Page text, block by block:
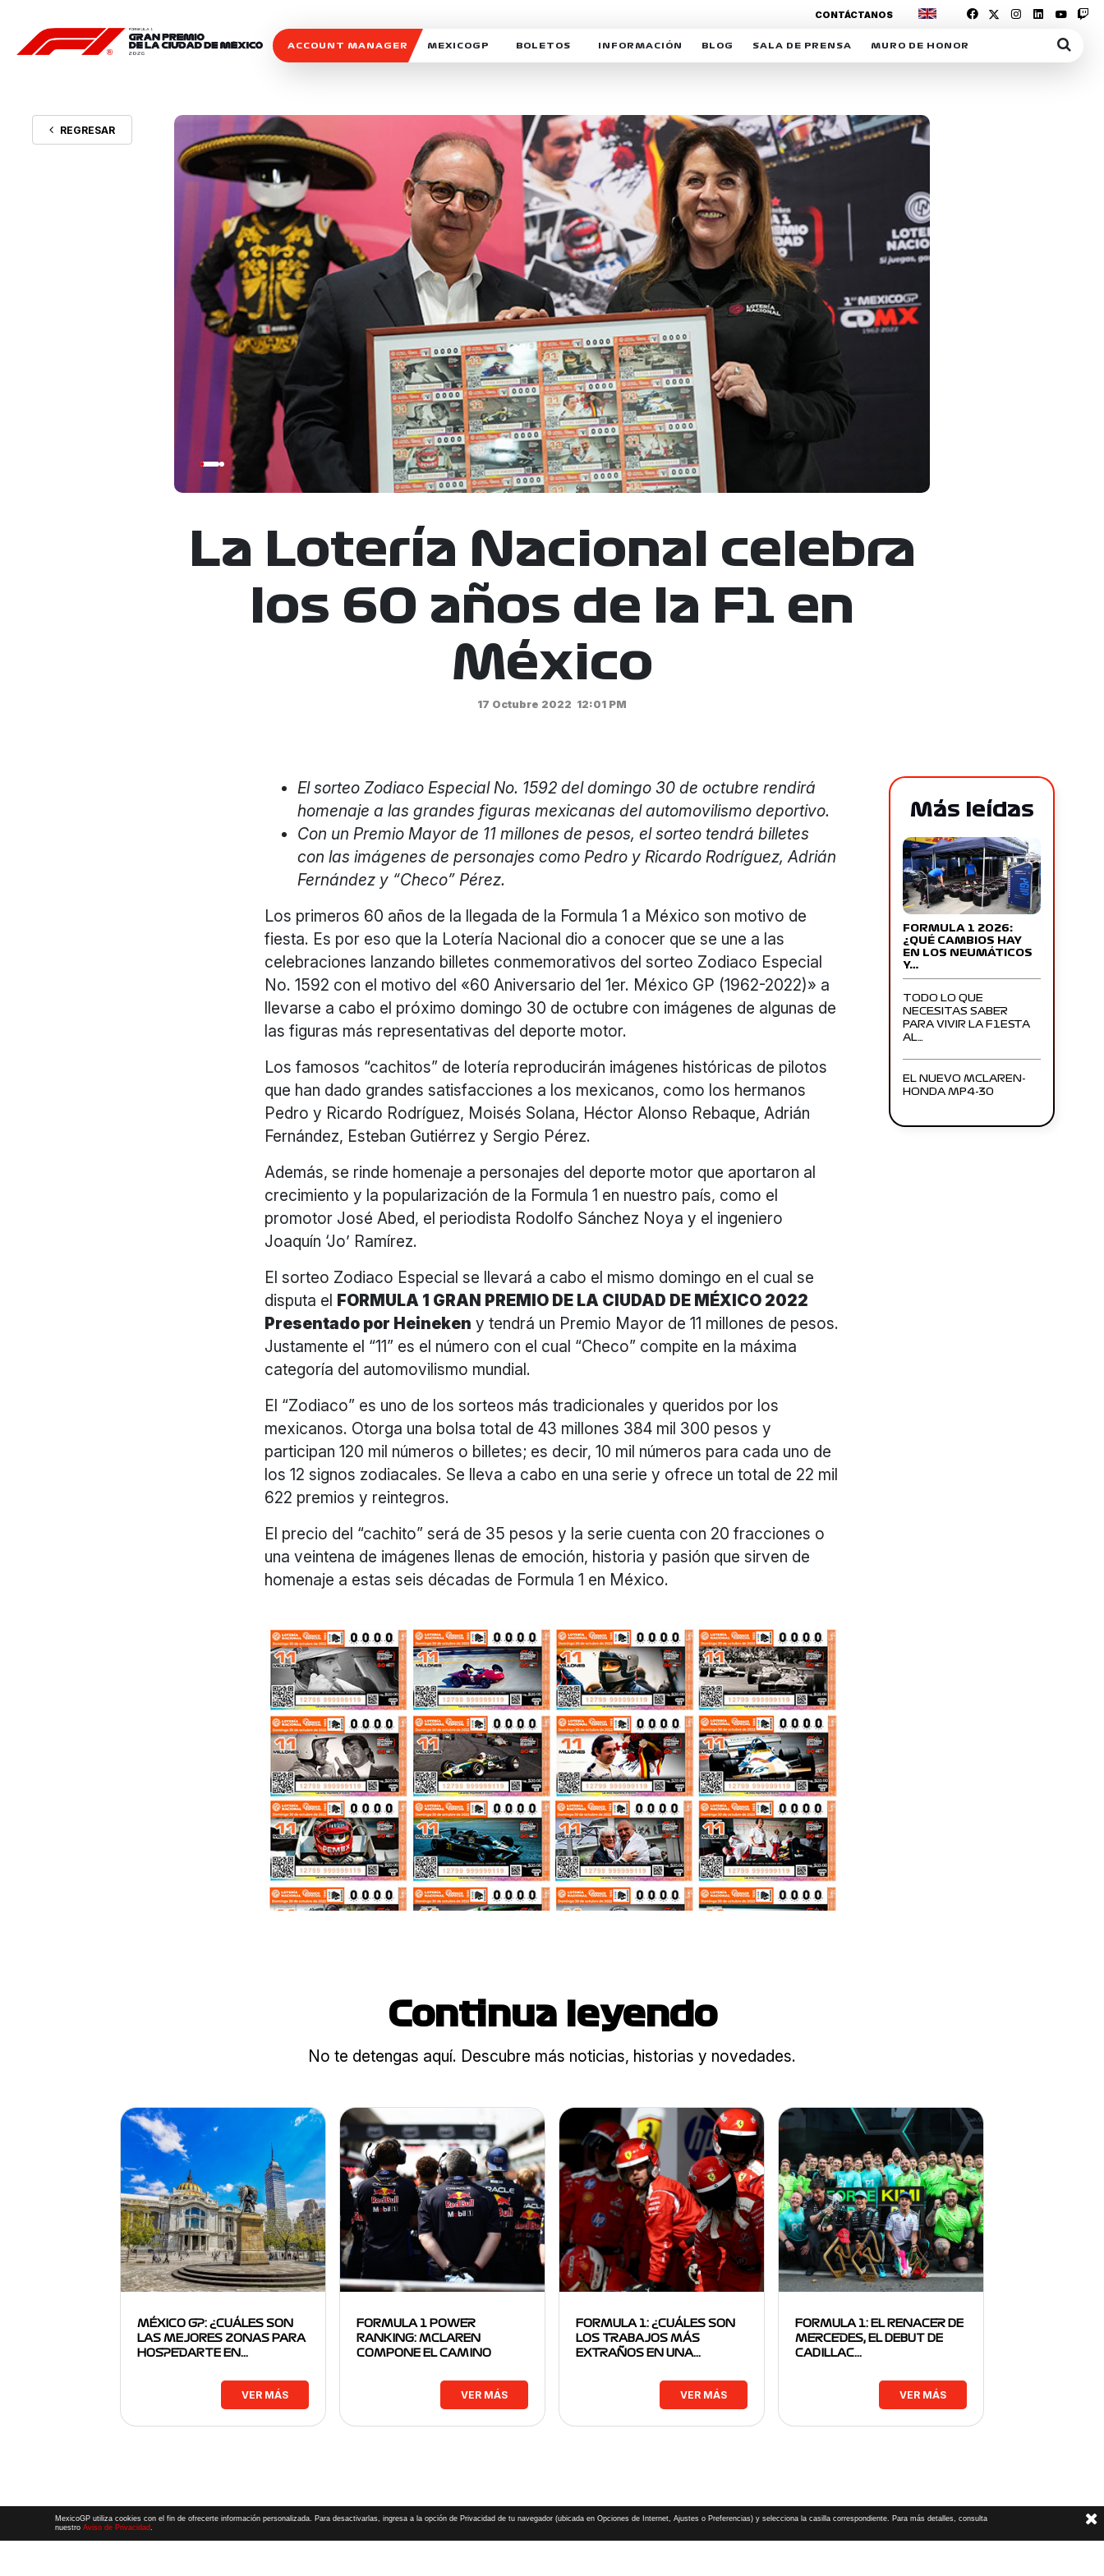
ACCOUNT MANAGER MEXICOGP
SOSTENIBILIDAD
CELEBRA CON NOSOTROS
BOLETOS INFORMACIÓN
DERECHO DE PRIMERA OPCIÓN
REFORESTEMOS JUNTOS
MOTORSPORT ACADEMY
VOLUNTARIOS
EXPOSICIÓN FOTOGRÁFICA
CAMPEONATO
PATROCINADORES
LEGALES TICKETMASTER
BLOG
MEXICOGP
INTERACTIVOS
SALA DE PRENSA
ACREDITACIONES
MURO DE HONOR
CONTÁCTANOS
REGRESAR
La Lotería Nacional celebra
los 60 años de la F1 en
México
17 Octubre 2022 12:01 PM
El sorteo Zodiaco Especial No. 1592 del domingo 30 de octubre rendirá
homenaje a las grandes figuras mexicanas del automovilismo deportivo.
Con un Premio Mayor de 11 millones de pesos, el sorteo tendrá billetes
con las imágenes de personajes como Pedro y Ricardo Rodríguez, Adrián
Fernández y “Checo” Pérez.
Los primeros 60 años de la llegada de la Formula 1 a México son motivo de
fiesta. Es por eso que la Lotería Nacional dio a conocer que se une a las
celebraciones lanzando billetes conmemorativos del sorteo Zodiaco Especial
No. 1592 con el motivo del «60 Aniversario del 1er. México GP (1962-2022)» a
llevarse a cabo el próximo domingo 30 de octubre con imágenes de algunas de
las figuras más representativas del deporte motor.
Los famosos “cachitos” de lotería reproducirán imágenes históricas de pilotos
que han dado grandes satisfacciones a los mexicanos, como los hermanos
Pedro y Ricardo Rodríguez, Moisés Solana, Héctor Alonso Rebaque, Adrián
Fernández, Esteban Gutiérrez y Sergio Pérez.
Además, se rinde homenaje a personajes del deporte motor que aportaron al
crecimiento y la popularización de la Formula 1 en nuestro país, como el
promotor José Abed, el periodista Rodolfo Sánchez Noya y el ingeniero
Joaquín ‘Jo’ Ramírez.
El sorteo Zodiaco Especial se llevará a cabo el mismo domingo en el cual se
disputa el FORMULA 1 GRAN PREMIO DE LA CIUDAD DE MÉXICO 2022
Presentado por Heineken y tendrá un Premio Mayor de 11 millones de pesos.
Justamente el “11” es el número con el cual “Checo” compite en la máxima
categoría del automovilismo mundial.
El “Zodiaco” es uno de los sorteos más tradicionales y queridos por los
mexicanos. Otorga una bolsa total de 43 millones 384 mil 300 pesos y
participan 120 mil números o billetes; es decir, 10 mil números para cada uno de
los 12 signos zodiacales. Se lleva a cabo en una serie y ofrece un total de 22 mil
622 premios y reintegros.
El precio del “cachito” será de 35 pesos y la serie cuenta con 20 fracciones o
una veintena de imágenes llenas de emoción, historia y pasión que sirven de
homenaje a estas seis décadas de Formula 1 en México.
Más leídas
FORMULA 1 2026:
¿QUÉ CAMBIOS HAY
EN LOS NEUMÁTICOS
Y…
TODO LO QUE
NECESITAS SABER
PARA VIVIR LA F1ESTA
AL…
EL NUEVO MCLAREN-
HONDA MP4-30
Continua leyendo
No te detengas aquí. Descubre más noticias, historias y novedades.
MÉXICO GP: ¿CUÁLES SON
LAS MEJORES ZONAS PARA
HOSPEDARTE EN…
VER MÁS
FORMULA 1 POWER
RANKING: MCLAREN
COMPONE EL CAMINO
VER MÁS
FORMULA 1: ¿CUÁLES SON
LOS TRABAJOS MÁS
EXTRAÑOS EN UNA…
VER MÁS
FORMULA 1: EL RENACER DE
MERCEDES, EL DEBUT DE
CADILLAC…
VER MÁS
MexicoGP utiliza cookies con el fin de ofrecerte información personalizada. Para desactivarlas, ingresa a la opción de Privacidad de tu navegador (ubicada en Opciones de Internet, Ajustes o Preferencias) y selecciona la casilla correspondiente. Para más detalles, consulta
nuestroAviso de Privacidad.